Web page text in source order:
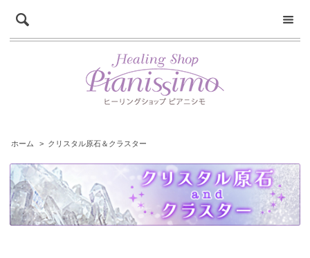
ホーム > クリスタル原石＆クラスター